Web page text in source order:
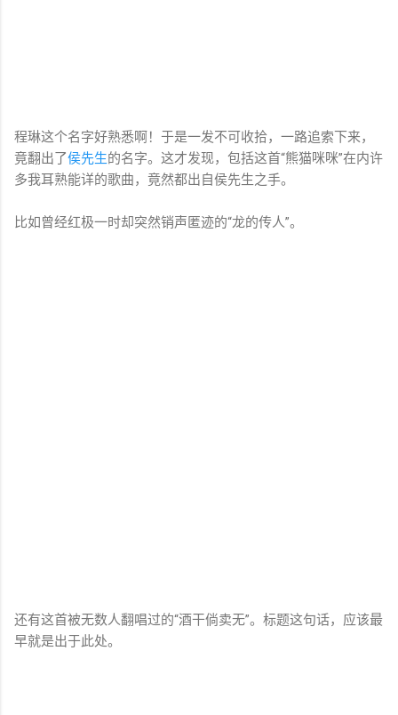
程琳这个名字好熟悉啊！于是一发不可收拾，一路追索下来，
竟翻出了侯先生的名字。这才发现，包括这首“熊猫咪咪”在内许
多我耳熟能详的歌曲，竟然都出自侯先生之手。
比如曾经红极一时却突然销声匿迹的“龙的传人”。
还有这首被无数人翻唱过的“酒干倘卖无”。标题这句话，应该最
早就是出于此处。